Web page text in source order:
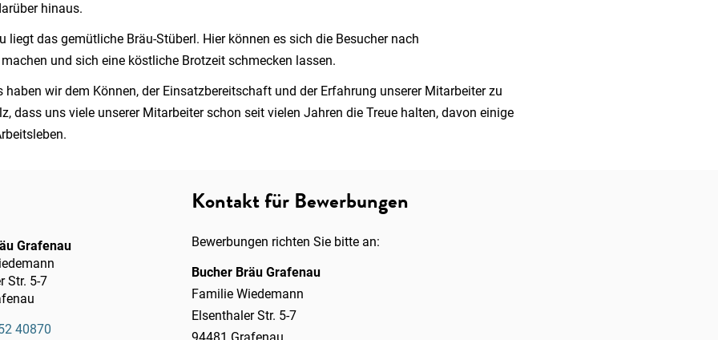
hinaus.
liegt das gemütliche Bräu-Stüberl. Hier können es sich die Besucher nach
und sich eine köstliche Brotzeit schmecken lassen.
haben wir dem Können, der Einsatzbereitschaft und der Erfahrung unserer Mitarbeiter zu
dass uns viele unserer Mitarbeiter schon seit vielen Jahren die Treue halten, davon einige
Grafenau
Str. 5-7
40870
Kontakt für Bewerbungen
Bewerbungen richten Sie bitte an:
Bucher Bräu Grafenau
Familie Wiedemann
Elsenthaler Str. 5-7